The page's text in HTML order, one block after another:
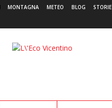
MONTAGNA METEO BLOG STORIE
L'Eco